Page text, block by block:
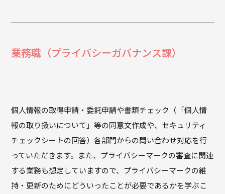
業務職（プライバシーガバナンス課）
個人情報の取得申請・委託申請や書類チェック（「個人情
報の取り扱いについて」等の同意文作成や、セキュリティ
チェックシートの回答）各部門からの問い合わせ対応を行
っていただきます。また、プライバシーマークの審査に関連
する業務も想定していますので、プライバシーマークの維
持・更新のためにどういったことが必要であるかを学ぶこ